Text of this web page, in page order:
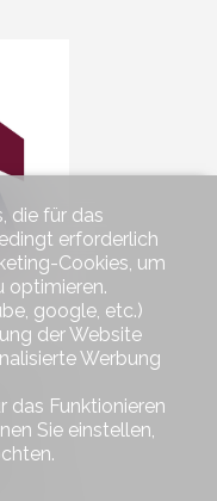
uns
7
22
die für das
erforderlich
Cookies, um
optimieren.
google, etc.)
der Website
Werbung
das Funktionieren
Sie einstellen,